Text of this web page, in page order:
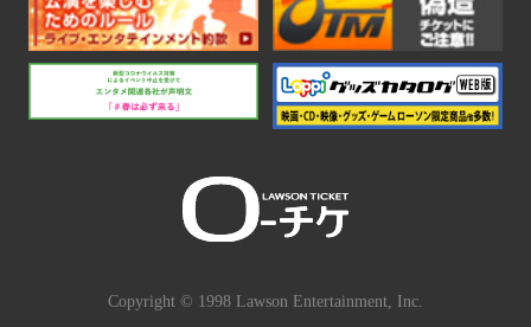
Copyright © 1998 Lawson Entertainment, Inc.